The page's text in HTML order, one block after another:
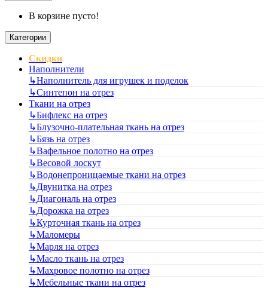
В корзине пусто!
Категории
Скидки
Наполнители
↳Наполнитель для игрушек и поделок
↳Синтепон на отрез
Ткани на отрез
↳Бифлекс на отрез
↳Блузочно-плательная ткань на отрез
↳Бязь на отрез
↳Вафельное полотно на отрез
↳Весовой лоскут
↳Водонепроницаемые ткани на отрез
↳Двунитка на отрез
↳Диагональ на отрез
↳Дорожка на отрез
↳Курточная ткань на отрез
↳Маломеры
↳Марля на отрез
↳Масло ткань на отрез
↳Махровое полотно на отрез
↳Мебельные ткани на отрез